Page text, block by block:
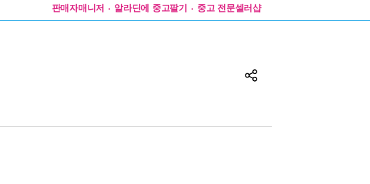
판매자매니저 알라딘에 중고팔기 중고 전문셀러샵